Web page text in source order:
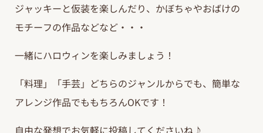
ジャッキーと仮装を楽しんだり、かぼちゃやおばけの
モチーフの作品などなど・・・
一緒にハロウィンを楽しみましょう！
「料理」「手芸」どちらのジャンルからでも、簡単な
アレンジ作品でももちろんOKです！
自由な発想でお気軽に投稿してくださいね♪